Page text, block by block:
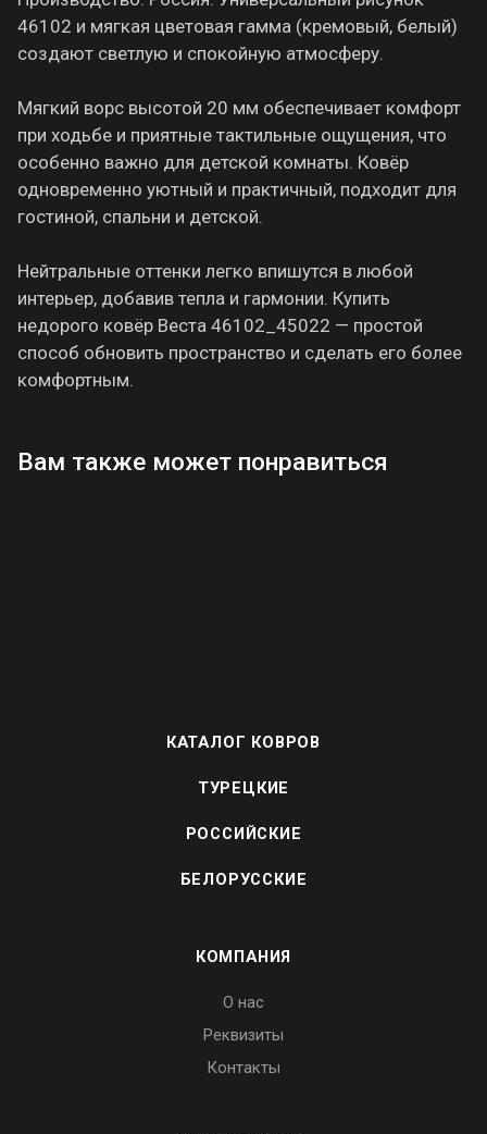
46102 и мягкая цветовая гамма (кремовый, белый)
создают светлую и спокойную атмосферу.
Мягкий ворс высотой 20 мм обеспечивает комфорт
при ходьбе и приятные тактильные ощущения, что
особенно важно для детской комнаты. Ковёр
одновременно уютный и практичный, подходит для
гостиной, спальни и детской.
Нейтральные оттенки легко впишутся в любой
интерьер, добавив тепла и гармонии. Купить
недорого ковёр Веста 46102_45022 — простой
способ обновить пространство и сделать его более
комфортным.
Вам также может понравиться
КАТАЛОГ КОВРОВ
ТУРЕЦКИЕ
РОССИЙСКИЕ
БЕЛОРУССКИЕ
КОМПАНИЯ
О нас
Реквизиты
Контакты